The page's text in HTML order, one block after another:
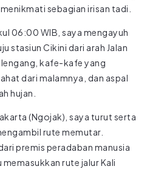
sebagian irisan tadi.
06:00 WIB, saya mengayuh
stasiun Cikini dari arah Jalan
lengang, kafe-kafe yang
dari malamnya, dan aspal
hujan.
(Ngojak), saya turut serta
rute memutar.
premis peradaban manusia
rute jalur Kali